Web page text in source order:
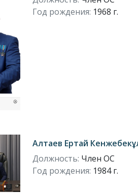
Год рождения: 1968 г.
Алтаев Ертай
Должность: Член ОС
Год рождения: 1984 г.